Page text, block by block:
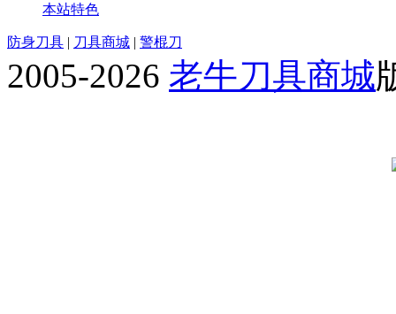
本站特色
防身刀具 | 刀具商城 | 警棍刀
2005-2026 老牛刀具商城